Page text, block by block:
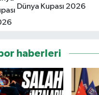
Dünya Kupası 2026
haberleri